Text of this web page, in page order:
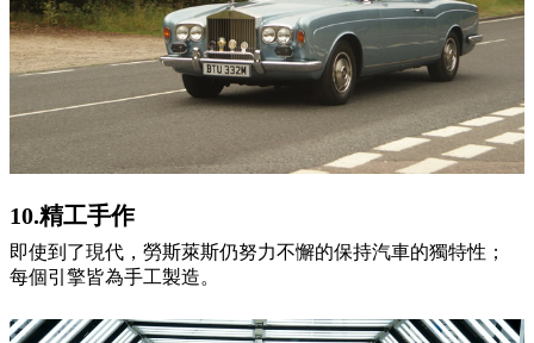
10.精工手作
即使到了現代，勞斯萊斯仍努力不懈的保持汽車的獨特性；
每個引擎皆為手工製造。